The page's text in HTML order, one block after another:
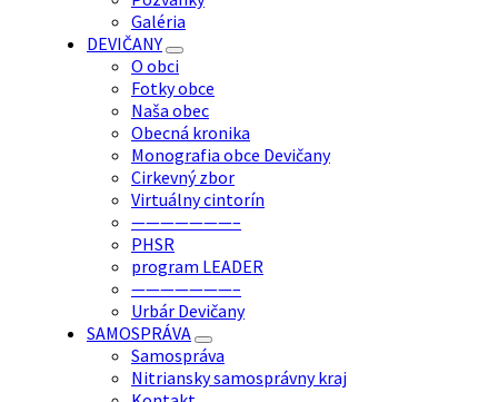
Galéria
DEVIČANY
O obci
Fotky obce
Naša obec
Obecná kronika
Monografia obce Devičany
Cirkevný zbor
Virtuálny cintorín
———————–
PHSR
program LEADER
———————–
Urbár Devičany
SAMOSPRÁVA
Samospráva
Nitriansky samosprávny kraj